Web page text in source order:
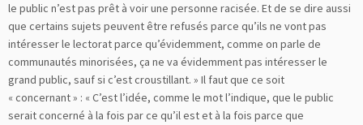
le public n’est pas prêt à voir une personne racisée. Et de se dire aussi
que certains sujets peuvent être refusés parce qu’ils ne vont pas
intéresser le lectorat parce qu’évidemment, comme on parle de
communautés minorisées, ça ne va évidemment pas intéresser le
grand public, sauf si c’est croustillant. » Il faut que ce soit
« concernant » : « C’est l’idée, comme le mot l’indique, que le public
serait concerné à la fois par ce qu’il est et à la fois parce que